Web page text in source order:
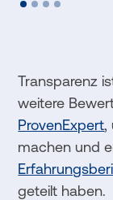
Transparenz
weitere
ProvenExpert,
machen und
geteilt haben.